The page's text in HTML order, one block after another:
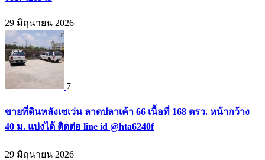
29 มิถุนายน 2026
7
ขายที่ดินหลังเซเว่น ลาดปลาเค้า 66 เนื้อที่ 168 ตรว. หน้ากว้าง
40 ม. แบ่งได้ ติดต่อ line id @hta6240f
29 มิถุนายน 2026